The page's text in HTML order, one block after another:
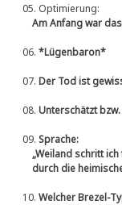
05. Optimierung:
Am Anfang war
06.*Lügenbaron*
07.Der Tod ist
08.Unterschätzt
09.Sprache:
„Weiland schritt ich
durch die
10.Welcher Brezel-